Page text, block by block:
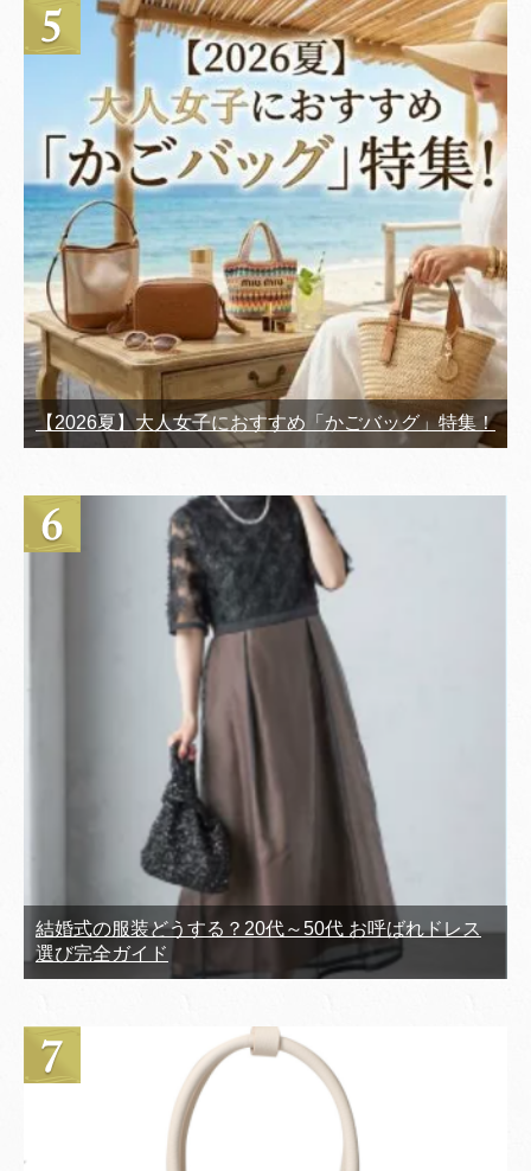
【2026夏】大人女子におすすめ「かごバッグ」特集！
結婚式の服装どうする？20代～50代 お呼ばれドレス
選び完全ガイド